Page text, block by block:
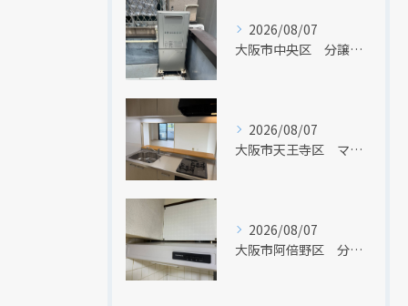
2026/08/07
大阪市中央区 分譲マンションの給湯器取替リフォーム工事 UV除菌機能搭載給湯器
2026/08/07
大阪市天王寺区 マンションのキッチン取替及び内装リフォーム工事 クリナップ
2026/08/07
大阪市阿倍野区 分譲マンションのレンジフード取替リフォーム工事 タカラスタンダード
現在、新聞に入っている折込チラシです。
現在、新聞に入っている折込チラシです。